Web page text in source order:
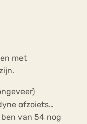
met
ofzoiets…
van 54 nog